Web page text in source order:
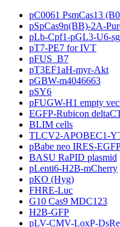
pC0061 PsmCas13
pSpCas9n(BB)-2A-
pLb-Cpf1-pGL3-U6-
pT7-PE7 for IVT
pFUS_B7
pT3EF1aH-myr-Akt
pGBW-m4046663
pSY6
pFUGW-H1 empty
EGFP-Rubicon
BLIM cells
TLCV2-APOBEC1-
pBabe neo IRES-
BASU RaPID plasmid
pLenti6-H2B-mCherry
pKO (Hyg)
FHRE-Luc
G10 Cas9 MDC123
H2B-GFP
pLV-CMV-LoxP-